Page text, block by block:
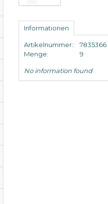
Informationen
Artikelnummer::
7835366
Menge:
9
No information found